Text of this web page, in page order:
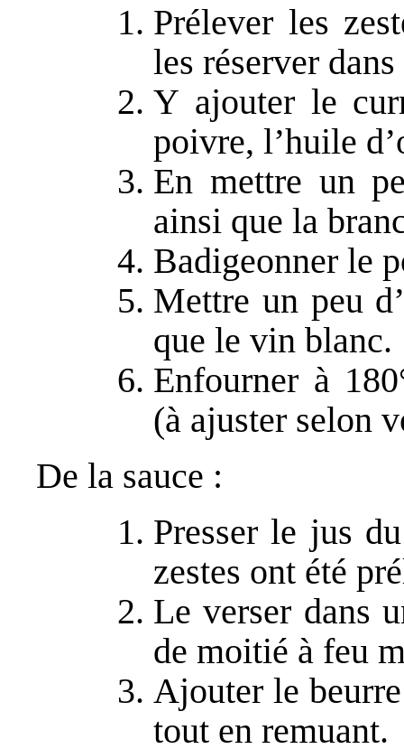
Prélever les
les réserver
Y ajouter le
poivre, l’huile
En mettre un
ainsi que la
Badigeonner le
Mettre un peu
que le vin blanc.
Enfourner à
(à ajuster selon
De la sauce :
Presser le jus
zestes ont été
Le verser dans
de moitié à feu
Ajouter le
tout en remuant.